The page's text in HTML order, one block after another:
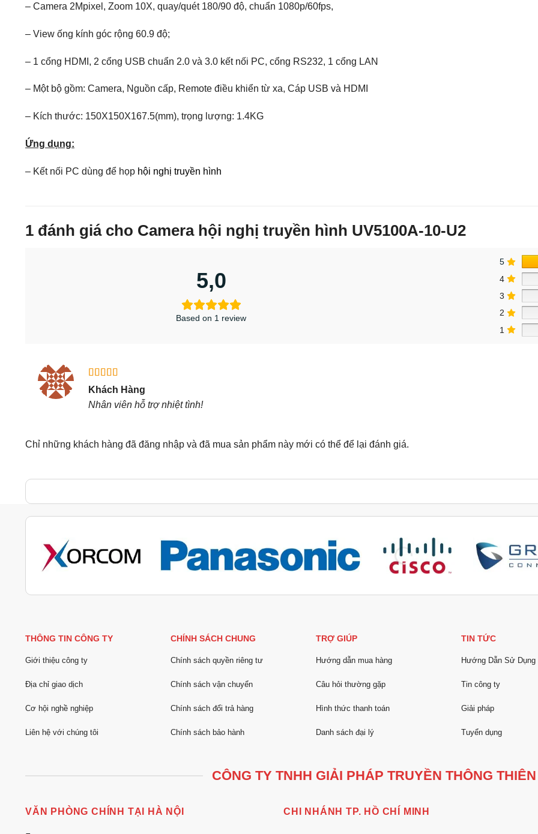
– Camera 2Mpixel, Zoom 10X, quay/quét 180/90 độ, chuẩn 1080p/60fps,
– View ống kính góc rộng 60.9 độ;
– 1 cổng HDMI, 2 cổng USB chuẩn 2.0 và 3.0 kết nối PC, cổng RS232, 1 cổng LAN
– Một bộ gồm: Camera, Nguồn cấp, Remote điều khiển từ xa, Cáp USB và HDMI
– Kích thước: 150X150X167.5(mm), trọng lượng: 1.4KG
Ứng dụng:
– Kết nối PC dùng để họp hội nghị truyền hình
1 đánh giá cho Camera hội nghị truyền hình UV5100A-10-U2
5,0
Based on 1 review
5
4
3
2
1
Được xếp
hạng55
sao
Khách Hàng
Nhân viên hỗ trợ nhiệt tình!
Chỉ những khách hàng đã đăng nhập và đã mua sản phẩm này mới có thể để lại đánh giá.
THÔNG TIN CÔNG TY
Giới thiệu công ty
Địa chỉ giao dịch
Cơ hội nghề nghiệp
Liên hệ với chúng tôi
CHÍNH SÁCH CHUNG
Chính sách quyền riêng tư
Chính sách vận chuyển
Chính sách đổi trả hàng
Chính sách bảo hành
TRỢ GIÚP
Hướng dẫn mua hàng
Câu hỏi thường gặp
Hình thức thanh toán
Danh sách đại lý
TIN TỨC
Hướng Dẫn Sử Dụng
Tin công ty
Giải pháp
Tuyển dụng
CÔNG TY TNHH GIẢI PHÁP TRUYỀN THÔNG
VĂN PHÒNG CHÍNH TẠI HÀ NỘI CHI NHÁNH TP. HỒ CHÍ MINH